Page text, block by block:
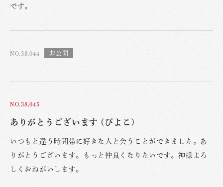
です。
NO.38,044
NO.38,045
ありがとうございます (ぴよこ)
いつもと違う時間帯に好きな人と会うことができました。あ
りがとうございます。もっと仲良くなりたいです。神様よろ
しくおねがいします。